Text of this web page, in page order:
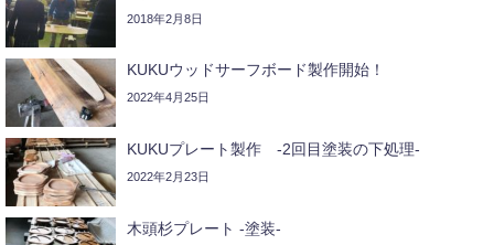
2018年2月8日
KUKUウッドサーフボード製作開始！
2022年4月25日
KUKUプレート製作 -2回目塗装の下処理-
2022年2月23日
木頭杉プレート -塗装-